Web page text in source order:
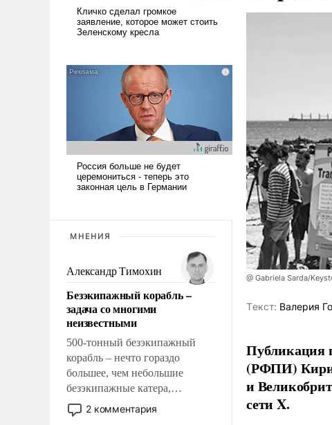
МНЕНИЯ
Александр Тимохин
Безэкипажный корабль –
задача со многими
неизвестными
500-тонный безэкипажный
корабль – нечто гораздо
большее, чем небольшие
безэкипажные катера,
применение которых уже
стало обыденностью. Задача по
2 комментария
@ Gabriela Sarda/
Tекст: Валерия
Публикация
(РФПИ)
и
сети X.